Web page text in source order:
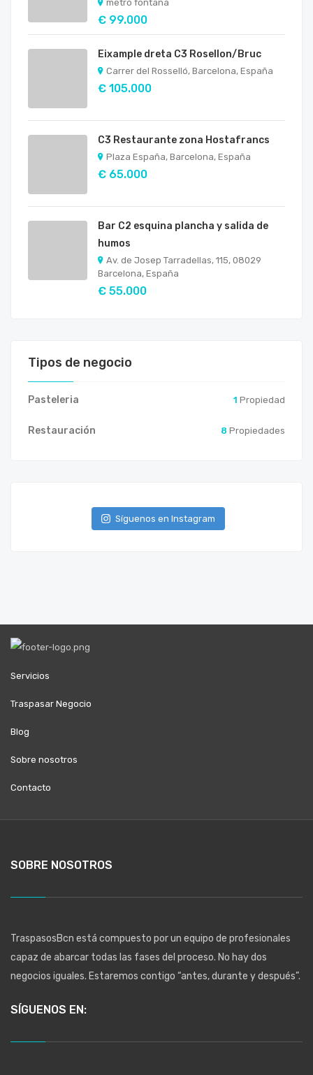
metro fontana
€ 99.000
Eixample dreta C3 Rosellon/Bruc
Carrer del Rosselló, Barcelona, España
€ 105.000
C3 Restaurante zona Hostafrancs
Plaza España, Barcelona, España
€ 65.000
Bar C2 esquina plancha y salida de
humos
Av. de Josep Tarradellas, 115, 08029
Barcelona, España
€ 55.000
Tipos de negocio
Pasteleria 1 Propiedad
Restauración 8 Propiedades
Síguenos en Instagram
Servicios
Traspasar Negocio
Blog
Sobre nosotros
Contacto
SOBRE NOSOTROS
TraspasosBcn está compuesto por un equipo de profesionales
capaz de abarcar todas las fases del proceso. No hay dos
negocios iguales. Estaremos contigo “antes, durante y después”.
SÍGUENOS EN: